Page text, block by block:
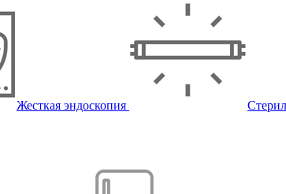
Жесткая эндоскопия